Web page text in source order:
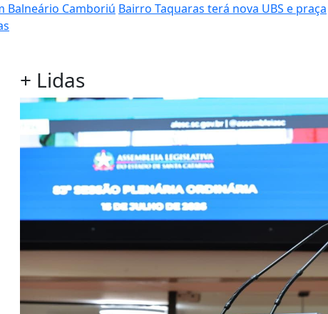
Balneário Camboriú Bairro Taquaras terá nova UBS e praça
+ Lidas